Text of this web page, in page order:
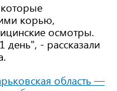
корью,
осмотры.
- рассказали
область —